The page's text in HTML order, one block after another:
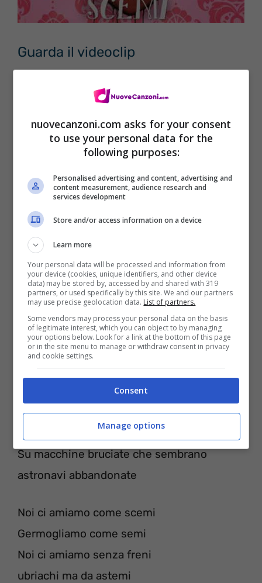
Guarda il videoclip
Testo Come Scemi – Bussoletti
Guarda che cosa mi hai fatto mi hai reso
felice
Sì forse ammetterlo è brutto ma è bello e
mi piace
cerco di dire alla gente che è solo fortuna
ma non serve a niente si vede che sei un
Su sacchi di immondizia che come piante
crescono in altezza
Su macchine bruciate che sembrano
astronavi abbandonate
Noi ci amiamo come scemi
Germogliamo come semi
Noi ci amiamo senza freni
ubriachi ma da astemi
nuovecanzoni.com asks for your consent
to use your personal data for the
following purposes:
Personalised advertising and content, advertising and
content measurement, audience research and
services development
Store and/or access information on a device
Learn more
Your personal data will be processed and information from
your device (cookies, unique identifiers, and other device
data) may be stored by, accessed by and shared with 319
partners, or used specifically by this site. We and our partners
may use precise geolocation data. List of partners.
Some vendors may process your personal data on the basis
of legitimate interest, which you can object to by managing
your options below. Look for a link at the bottom of this page
or in the site menu to manage or withdraw consent in privacy
and cookie settings.
Consent
Manage options